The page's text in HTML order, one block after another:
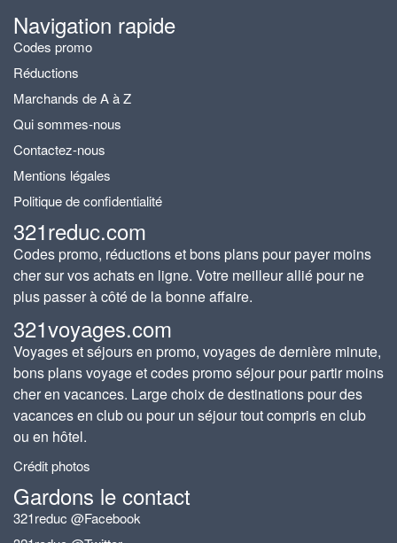
Navigation rapide
Codes promo
Réductions
Marchands de A à Z
Qui sommes-nous
Contactez-nous
Mentions légales
Politique de confidentialité
321reduc.com
Codes promo, réductions et bons plans pour payer moins
cher sur vos achats en ligne. Votre meilleur allié pour ne
plus passer à côté de la bonne affaire.
321voyages.com
Voyages et séjours en promo, voyages de dernière minute,
bons plans voyage et codes promo séjour pour partir moins
cher en vacances. Large choix de destinations pour des
vacances en club ou pour un séjour tout compris en club
ou en hôtel.
Crédit photos
Gardons le contact
321reduc @Facebook